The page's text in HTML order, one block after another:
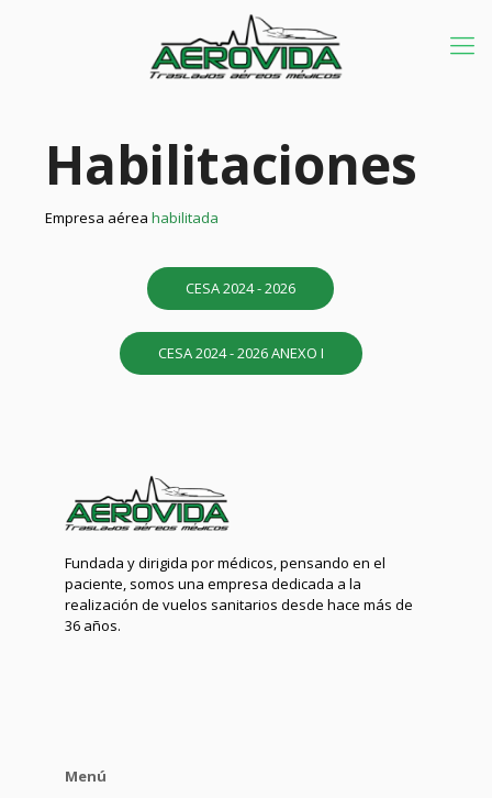
Habilitaciones
Empresa aérea habilitada
CESA 2024 - 2026
CESA 2024 - 2026 ANEXO I
Fundada y dirigida por médicos, pensando en el
paciente, somos una empresa dedicada a la
realización de vuelos sanitarios desde hace más de
36 años.
Menú